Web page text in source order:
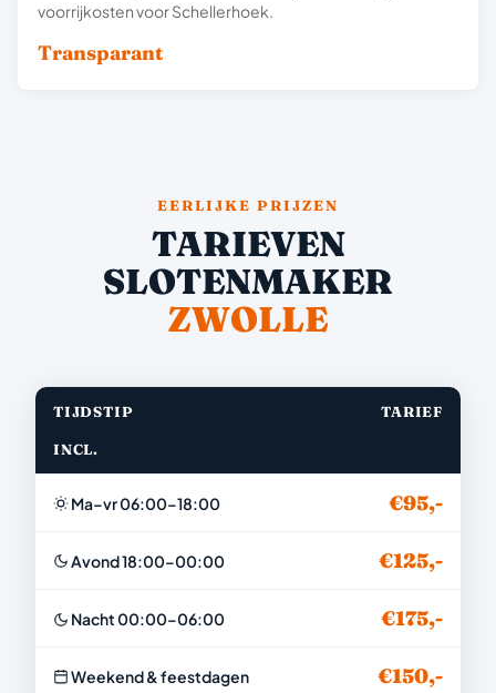
voorrijkosten voor Schellerhoek.
Transparant
EERLIJKE PRIJZEN
TARIEVEN
SLOTENMAKER
ZWOLLE
TIJDSTIP TARIEF
INCL.
Ma–vr 06:00–18:00 €95,-
Avond 18:00–00:00 €125,-
Nacht 00:00–06:00 €175,-
Weekend & feestdagen €150,-